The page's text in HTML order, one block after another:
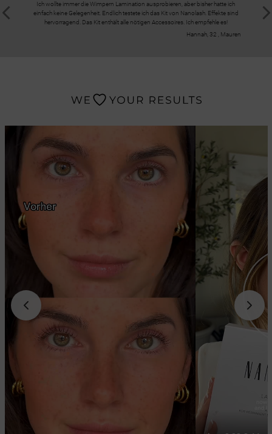
Ich wollte immer die Wimpern Lamination ausprobieren, aber bisher hatte ich
einfach keine Gelegenheit. Endlich testete ich das Kit von Nanolash. Effekte sind
hervorragend. Das Kit enthält alle nötigen Accessoires. Ich empfehle es!
Hannah, 32 , Mauren
und